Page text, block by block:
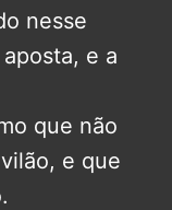
nesse
e a
que não
e que